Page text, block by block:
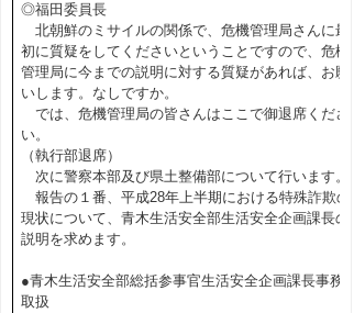
◎福田委員長
北朝鮮のミサイルの関係で、危機管理局さんに最
初に質疑をしてくださいということですので、危機
管理局に今までの説明に対する質疑があれば、お願
いします。なしですか。
では、危機管理局の皆さんはここで御退席くださ
い。
（執行部退席）
次に警察本部及び県土整備部について行います。
報告の１番、平成28年上半期における特殊詐欺の
現状について、青木生活安全部生活安全企画課長の
説明を求めます。
●青木生活安全部総括参事官生活安全企画課長事務
取扱